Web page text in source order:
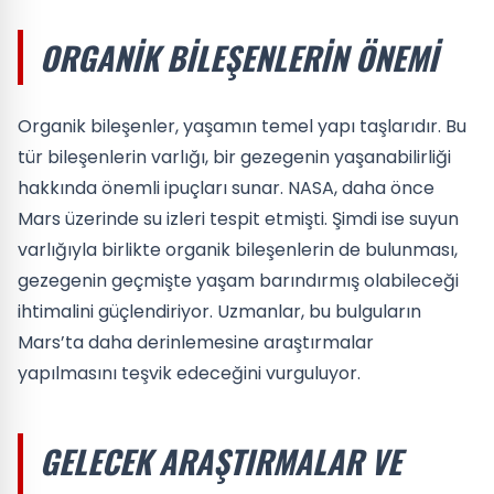
ORGANIK BILEŞENLERIN ÖNEMI
Organik bileşenler, yaşamın temel yapı taşlarıdır. Bu
tür bileşenlerin varlığı, bir gezegenin yaşanabilirliği
hakkında önemli ipuçları sunar. NASA, daha önce
Mars üzerinde su izleri tespit etmişti. Şimdi ise suyun
varlığıyla birlikte organik bileşenlerin de bulunması,
gezegenin geçmişte yaşam barındırmış olabileceği
ihtimalini güçlendiriyor. Uzmanlar, bu bulguların
Mars’ta daha derinlemesine araştırmalar
yapılmasını teşvik edeceğini vurguluyor.
GELECEK ARAŞTIRMALAR VE